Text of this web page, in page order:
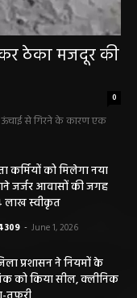
ठेका मजदूर की
को मिलेगा नया
जर्जर आवासों की जगह
लाख स्वीकृत
- June 1, 2026